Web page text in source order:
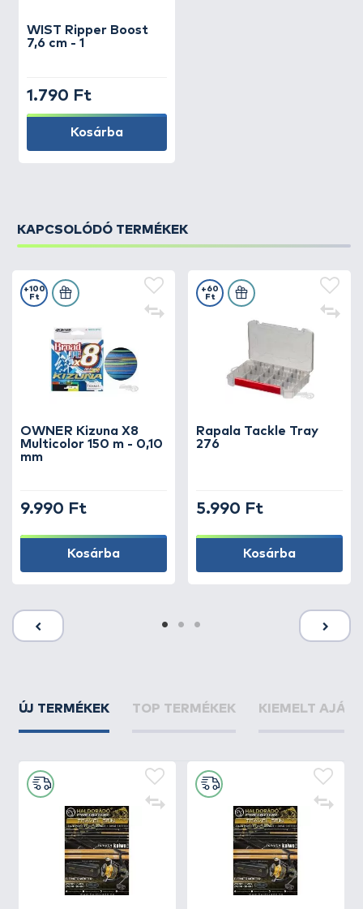
WIST Ripper Boost
7,6 cm - 1
1.790 Ft
Kosárba
KAPCSOLÓDÓ TERMÉKEK
OWNER Kizuna X8
Multicolor 150 m - 0,10
mm
+100
Ft
9.990 Ft
Kosárba
Rapala Tackle Tray
276
+60
Ft
5.990 Ft
Kosárba
ÚJ TERMÉKEK TOP TERMÉKEK KIEMELT